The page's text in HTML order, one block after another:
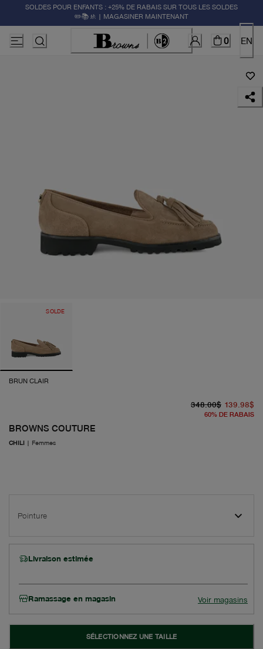
SOLDES POUR ENFANTS : +25% DE RABAIS SUR TOUS LES SOLDES
✏️📚🚸 | MAGASINER MAINTENANT
0 EN
SOLDE
BRUN CLAIR
BROWNS COUTURE
CHILI | Femmes
348.00$ 139.98$
60% DE RABAIS
Pointure
Livraison estimée
Ramassage en magasin Voir magasins
SÉLECTIONNEZ UNE TAILLE